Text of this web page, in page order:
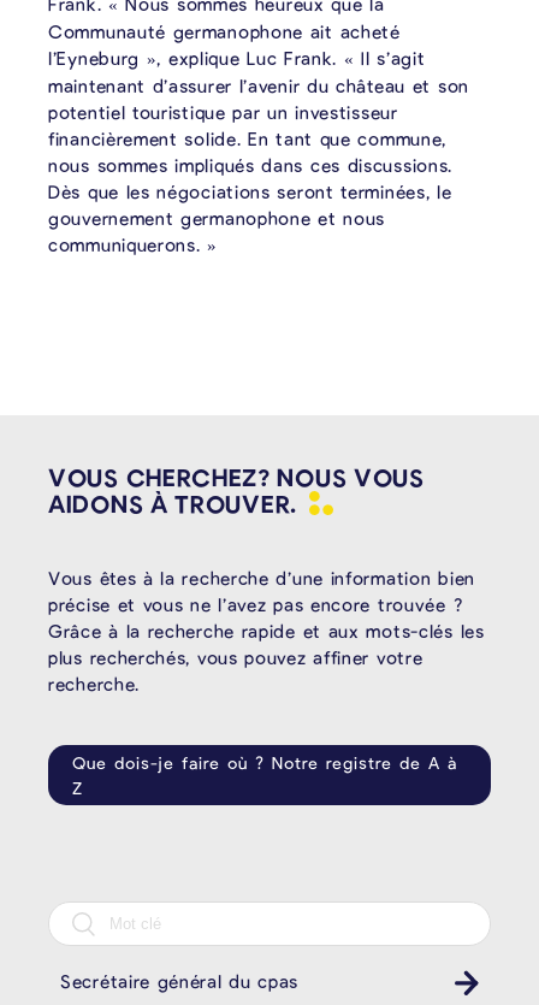
«
Communauté germanophone ait acheté
l’Eyneburg », explique Luc Frank. « Il s’agit
maintenant d’assurer l’avenir du château et son
potentiel touristique par un investisseur
financièrement solide. En tant que commune,
nous sommes impliqués dans ces discussions.
Dès que les négociations seront terminées, le
gouvernement germanophone et nous
communiquerons.»
VOUS CHERCHEZ? NOUS VOUS
AIDONS ÀTROUVER.
Vous êtes à la recherche d’une information bien
précise et vous ne l’avez pas encore trouvée ?
Grâce à la recherche rapide et aux mots-clés les
plus recherchés, vous pouvez affiner votre
recherche.
Que dois-je faire où ? Notre registre de A à
Z
Secrétaire général du cpas